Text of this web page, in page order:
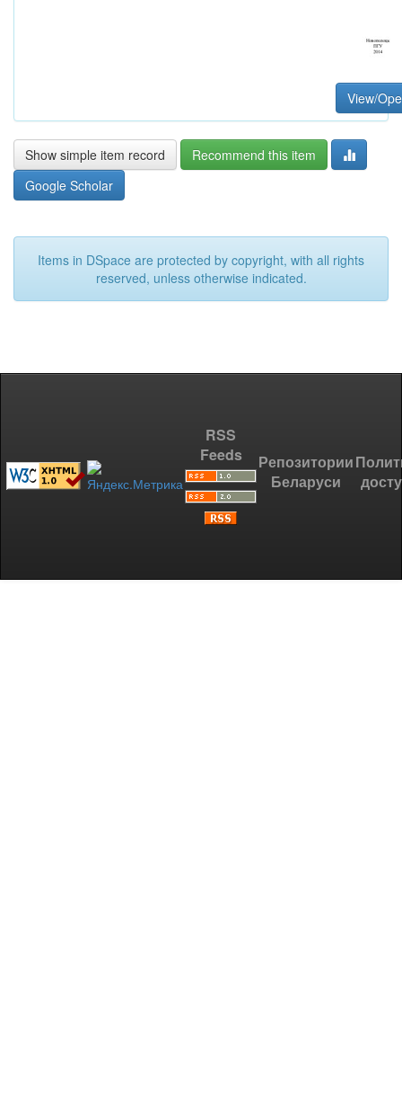
View/
Show simple item record
Recommend this item
Google Scholar
Items in DSpace are protected by copyright, with all rights
reserved, unless otherwise indicated.
RSS
Feeds
Репозитории
Беларуси